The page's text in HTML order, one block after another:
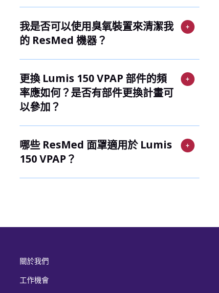
我是否可以使用臭氧裝置來清潔我
的 ResMed 機器？
更換 Lumis 150 VPAP 部件的頻
率應如何？是否有部件更換計畫可
以參加？
哪些 ResMed 面罩適用於 Lumis
150 VPAP？
關於我們
工作機會